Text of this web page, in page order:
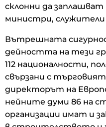
склонни да
министри, служители
Вътрешната
дейността на тези
112 националности,
свързани с
директорът на
нейните думи 86 на
организации имат и